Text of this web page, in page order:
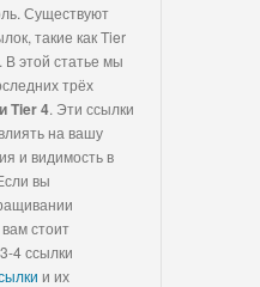
Существуют
такие как Tier
В этой статье мы
трёх
Tier 4. Эти ссылки
на вашу
и видимость в
вы
стоит
4 ссылки
и их